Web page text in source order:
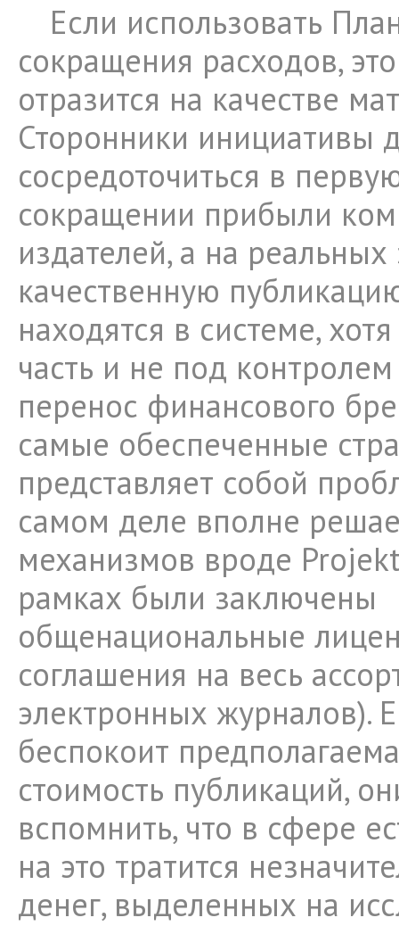
Если использовать
сокращения расходов,
отразится на качестве
Сторонники инициативы
сосредоточиться в
сокращении прибыли
издателей, а на реальных
качественную
находятся в системе,
часть и не под
перенос финансового
самые обеспеченные
представляет собой
самом деле вполне
механизмов вроде
рамках были заключены
общенациональные
соглашения на весь
электронных журналов).
беспокоит
стоимость публикаций,
вспомнить, что в сфере
на это тратится
денег, выделенных на